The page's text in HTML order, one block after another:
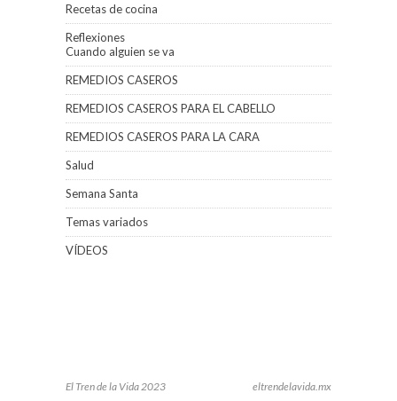
Recetas de cocina
Reflexiones
Cuando alguien se va
REMEDIOS CASEROS
REMEDIOS CASEROS PARA EL CABELLO
REMEDIOS CASEROS PARA LA CARA
Salud
Semana Santa
Temas variados
VÍDEOS
El Tren de la Vida 2023 eltrendelavida.mx